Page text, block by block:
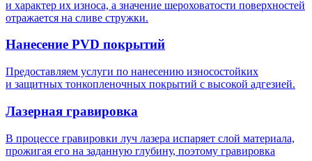
и характер их износа, а значение шероховатости поверхностей
отражается на сливе стружки.
Нанесение PVD покрытий
Предоставляем услуги по нанесению износостойких
и защитных тонкопленочных покрытий с высокой адгезией.
Лазерная гравировка
В процессе гравировки луч лазера испаряет слой материала,
прожигая его на заданную глубину, поэтому гравировка